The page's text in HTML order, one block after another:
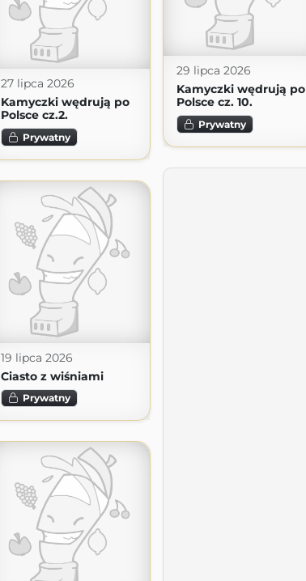
29 lipca 2026
Kamyczki wędrują po
Polsce cz. 10.
Prywatny
27 lipca 2026
Kamyczki wędrują po
Polsce cz.2.
Prywatny
19 lipca 2026
Ciasto z wiśniami
Prywatny